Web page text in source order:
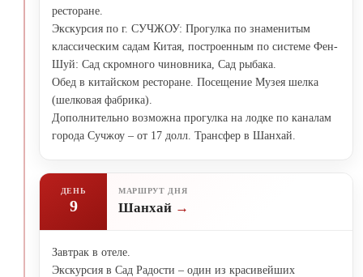
ресторане.
Экскурсия по г. СУЧЖОУ: Прогулка по знаменитым
классическим садам Китая, построенным по системе Фен-
Шуй: Сад скромного чиновника, Сад рыбака.
Обед в китайском ресторане. Посещение Музея шелка
(шелковая фабрика).
Дополнительно возможна прогулка на лодке по каналам
города Сучжоу – от 17 долл. Трансфер в Шанхай.
ДЕНЬ
9
МАРШРУТ ДНЯ
Шанхай
Завтрак в отеле.
Экскурсия в Сад Радости – один из красивейших